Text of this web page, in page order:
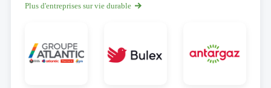
Plus d'entreprises sur vie durable